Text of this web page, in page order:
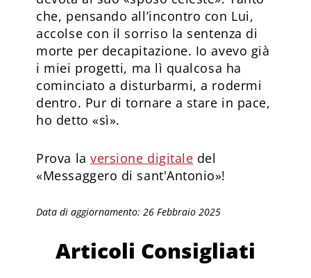
che, pensando all’incontro con Lui,
accolse con il sorriso la sentenza di
morte per decapitazione. Io avevo già
i miei progetti, ma lì qualcosa ha
cominciato a disturbarmi, a rodermi
dentro. Pur di tornare a stare in pace,
ho detto «sì».
Prova laversione digitale del
«Messaggero di sant'Antonio»!
Data di aggiornamento: 26 Febbraio 2025
Articoli Consigliati